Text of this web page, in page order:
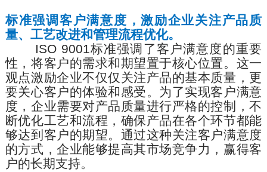
标准强调客户满意度，激励企业关注产品质
量、工艺改进和管理流程优化。
ISO 9001标准强调了客户满意度的重要
性，将客户的需求和期望置于核心位置。这一
观点激励企业不仅仅关注产品的基本质量，更
要关心客户的体验和感受。为了实现客户满意
度，企业需要对产品质量进行严格的控制，不
断优化工艺和流程，确保产品在各个环节都能
够达到客户的期望。通过这种关注客户满意度
的方式，企业能够提高其市场竞争力，赢得客
户的长期支持。